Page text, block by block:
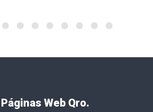
Páginas Web Qro.